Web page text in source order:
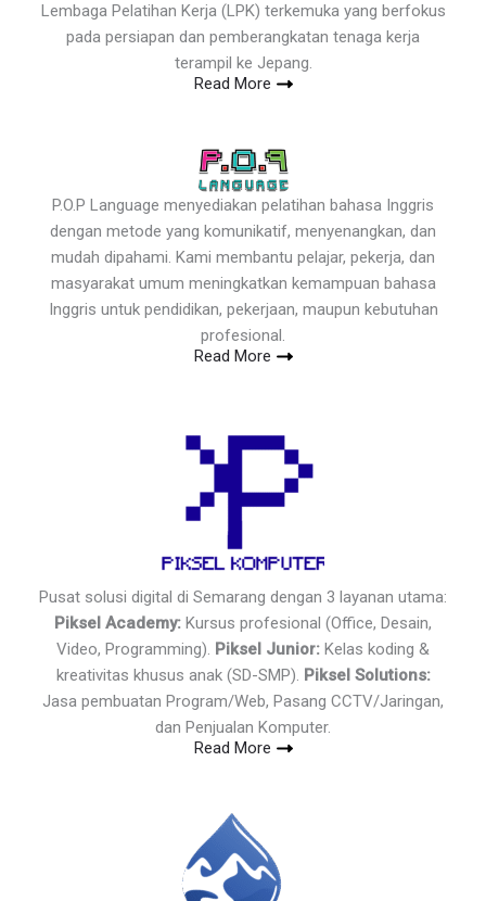
Lembaga Pelatihan Kerja (LPK) terkemuka yang berfokus
pada persiapan dan pemberangkatan tenaga kerja
terampil ke Jepang.
Read More
P.O.P Language menyediakan pelatihan bahasa Inggris
dengan metode yang komunikatif, menyenangkan, dan
mudah dipahami. Kami membantu pelajar, pekerja, dan
masyarakat umum meningkatkan kemampuan bahasa
Inggris untuk pendidikan, pekerjaan, maupun kebutuhan
profesional.
Read More
Pusat solusi digital di Semarang dengan 3 layanan utama:
Piksel Academy: Kursus profesional (Office, Desain,
Video, Programming). Piksel Junior: Kelas koding &
kreativitas khusus anak (SD-SMP). Piksel Solutions:
Jasa pembuatan Program/Web, Pasang CCTV/Jaringan,
dan Penjualan Komputer.
Read More